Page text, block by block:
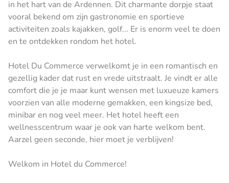
in het hart van de Ardennen. Dit charmante dorpje staat
vooral bekend om zijn gastronomie en sportieve
activiteiten zoals kajakken, golf... Er is enorm veel te doen
en te ontdekken rondom het hotel.
Hotel Du Commerce verwelkomt je in een romantisch en
gezellig kader dat rust en vrede uitstraalt. Je vindt er alle
comfort die je je maar kunt wensen met luxueuze kamers
voorzien van alle moderne gemakken, een kingsize bed,
minibar en nog veel meer. Het hotel heeft een
wellnesscentrum waar je ook van harte welkom bent.
Aarzel geen seconde, hier moet je verblijven!
Welkom in Hotel du Commerce!